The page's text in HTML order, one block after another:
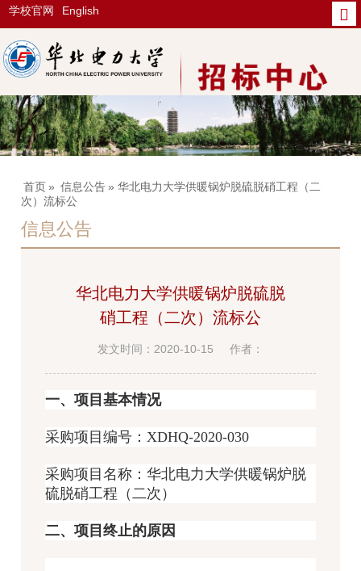
学校官网 English
首页 » 信息公告 » 华北电力大学供暖锅炉脱硫脱硝工程（二
次）流标公
信息公告
华北电力大学供暖锅炉脱硫脱
硝工程（二次）流标公
发文时间：2020-10-15 作者：
一、项目基本情况
采购项目编号：XDHQ-2020-030
采购项目名称：华北电力大学供暖锅炉脱
硫脱硝工程（二次）
二、项目终止的原因